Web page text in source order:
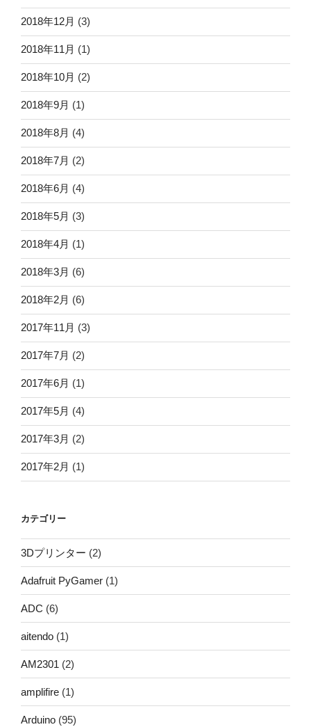
2018年12月 (3)
2018年11月 (1)
2018年10月 (2)
2018年9月 (1)
2018年8月 (4)
2018年7月 (2)
2018年6月 (4)
2018年5月 (3)
2018年4月 (1)
2018年3月 (6)
2018年2月 (6)
2017年11月 (3)
2017年7月 (2)
2017年6月 (1)
2017年5月 (4)
2017年3月 (2)
2017年2月 (1)
カテゴリー
3Dプリンター (2)
Adafruit PyGamer (1)
ADC (6)
aitendo (1)
AM2301 (2)
amplifire (1)
Arduino (95)